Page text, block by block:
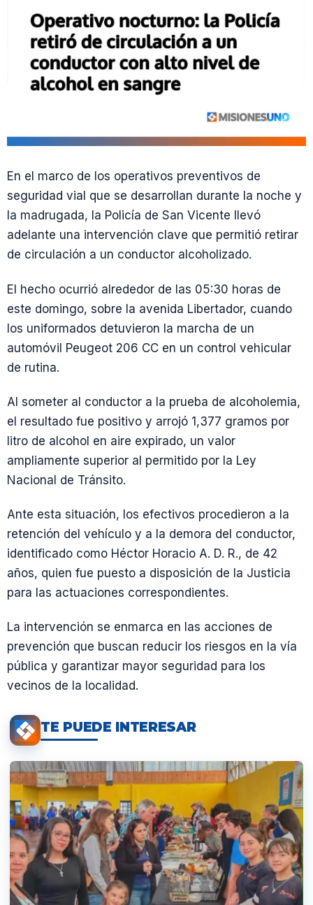
En el marco de los operativos preventivos de
seguridad vial que se desarrollan durante la noche y
la madrugada, la Policía de San Vicente llevó
adelante una intervención clave que permitió retirar
de circulación a un conductor alcoholizado.
El hecho ocurrió alrededor de las 05:30 horas de
este domingo, sobre la avenida Libertador, cuando
los uniformados detuvieron la marcha de un
automóvil Peugeot 206 CC en un control vehicular
de rutina.
Al someter al conductor a la prueba de alcoholemia,
el resultado fue positivo y arrojó 1,377 gramos por
litro de alcohol en aire expirado, un valor
ampliamente superior al permitido por la Ley
Nacional de Tránsito.
Ante esta situación, los efectivos procedieron a la
retención del vehículo y a la demora del conductor,
identificado como Héctor Horacio A. D. R., de 42
años, quien fue puesto a disposición de la Justicia
para las actuaciones correspondientes.
La intervención se enmarca en las acciones de
prevención que buscan reducir los riesgos en la vía
pública y garantizar mayor seguridad para los
vecinos de la localidad.
TE PUEDE INTERESAR